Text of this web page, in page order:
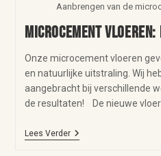
Aanbrengen van de
Microcement
Onze microcement vloeren
en natuurlijke uitstraling. Wij
aangebracht bij verschillende
de resultaten! De nieuwe vloer
Lees Verder